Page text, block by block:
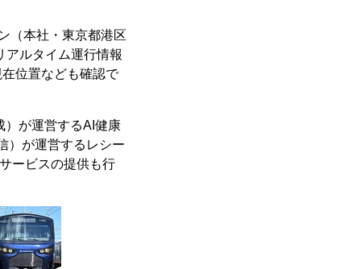
（本社・東京都港区
アルタイム運行情報
位置なども確認で
）が運営するAI健康
）が運営するレシー
ービスの提供も行